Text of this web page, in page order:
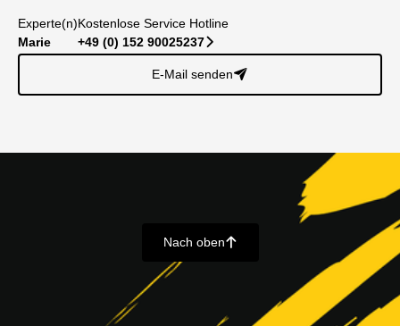
Experte(n)
Marie
Kostenlose Service Hotline
+49 (0) 152 90025237􀆊
E-Mail senden􀈠
Nach oben􀄨